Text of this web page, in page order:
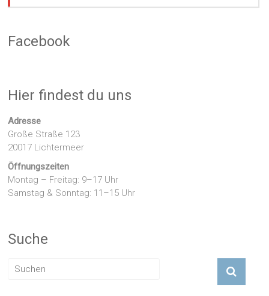
Facebook
Hier findest du uns
Adresse
Große Straße 123
20017 Lichtermeer
Öffnungszeiten
Montag – Freitag: 9–17 Uhr
Samstag & Sonntag: 11–15 Uhr
Suche